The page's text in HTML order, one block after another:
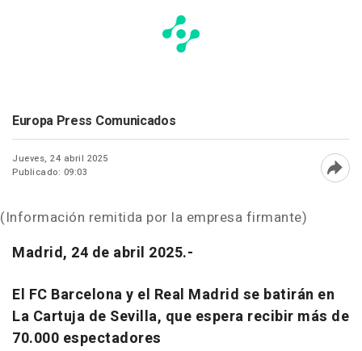
Europa Press Comunicados
Jueves, 24 abril 2025
Publicado: 09:03
(Información remitida por la empresa firmante)
Madrid, 24 de abril 2025.-
El FC Barcelona y el Real Madrid se batirán en
La Cartuja de Sevilla, que espera recibir más de
70.000 espectadores